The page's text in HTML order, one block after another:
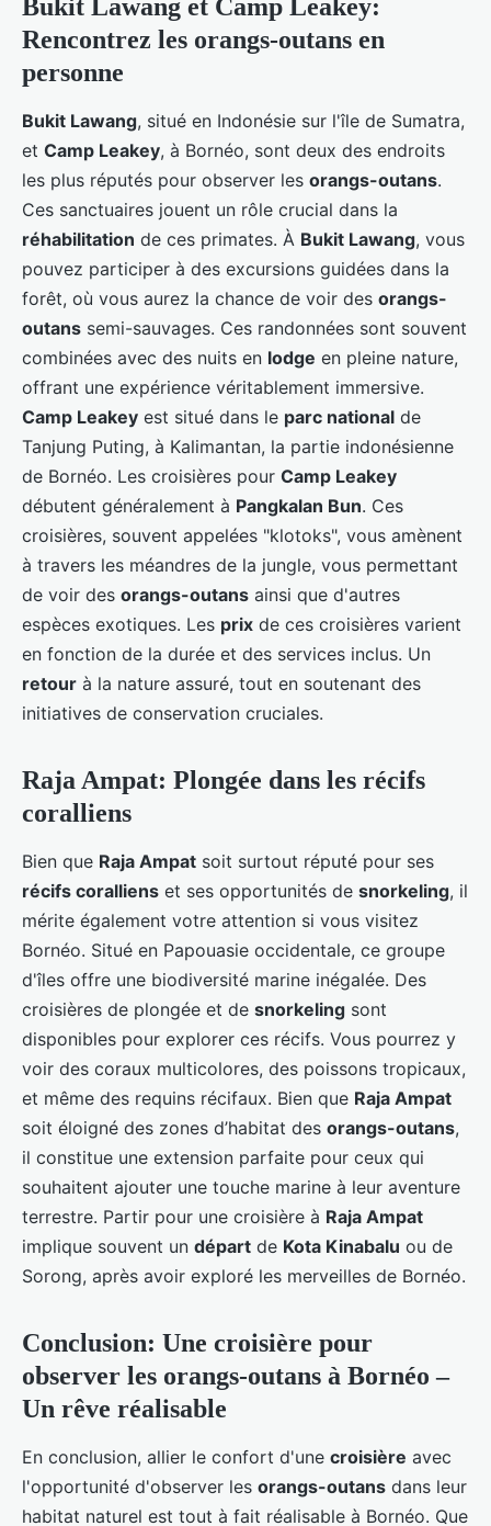
Bukit Lawang et Camp Leakey:
Rencontrez les orangs-outans en
personne
Bukit Lawang, situé en Indonésie sur l'île de Sumatra,
et Camp Leakey, à Bornéo, sont deux des endroits
les plus réputés pour observer les orangs-outans.
Ces sanctuaires jouent un rôle crucial dans la
réhabilitation de ces primates. À Bukit Lawang, vous
pouvez participer à des excursions guidées dans la
forêt, où vous aurez la chance de voir des orangs-
outans semi-sauvages. Ces randonnées sont souvent
combinées avec des nuits en lodge en pleine nature,
offrant une expérience véritablement immersive.
Camp Leakey est situé dans le parc national de
Tanjung Puting, à Kalimantan, la partie indonésienne
de Bornéo. Les croisières pour Camp Leakey
débutent généralement à Pangkalan Bun. Ces
croisières, souvent appelées "klotoks", vous amènent
à travers les méandres de la jungle, vous permettant
de voir des orangs-outans ainsi que d'autres
espèces exotiques. Les prix de ces croisières varient
en fonction de la durée et des services inclus. Un
retour à la nature assuré, tout en soutenant des
initiatives de conservation cruciales.
Raja Ampat: Plongée dans les récifs
coralliens
Bien que Raja Ampat soit surtout réputé pour ses
récifs coralliens et ses opportunités de snorkeling, il
mérite également votre attention si vous visitez
Bornéo. Situé en Papouasie occidentale, ce groupe
d'îles offre une biodiversité marine inégalée. Des
croisières de plongée et de snorkeling sont
disponibles pour explorer ces récifs. Vous pourrez y
voir des coraux multicolores, des poissons tropicaux,
et même des requins récifaux. Bien que Raja Ampat
soit éloigné des zones d’habitat des orangs-outans,
il constitue une extension parfaite pour ceux qui
souhaitent ajouter une touche marine à leur aventure
terrestre. Partir pour une croisière à Raja Ampat
implique souvent un départ de Kota Kinabalu ou de
Sorong, après avoir exploré les merveilles de Bornéo.
Conclusion: Une croisière pour
observer les orangs-outans à Bornéo –
Un rêve réalisable
En conclusion, allier le confort d'une croisière avec
l'opportunité d'observer les orangs-outans dans leur
habitat naturel est tout à fait réalisable à Bornéo. Que